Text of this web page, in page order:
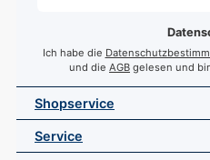
Ich habe die
und die AGB gelesen und
Shopservice
Service